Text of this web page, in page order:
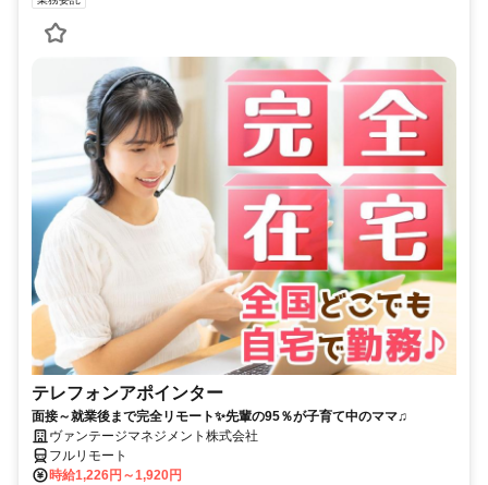
テレフォンアポインター
面接～就業後まで完全リモート✨先輩の95％が子育て中のママ♫
ヴァンテージマネジメント株式会社
フルリモート
時給1,226円～1,920円